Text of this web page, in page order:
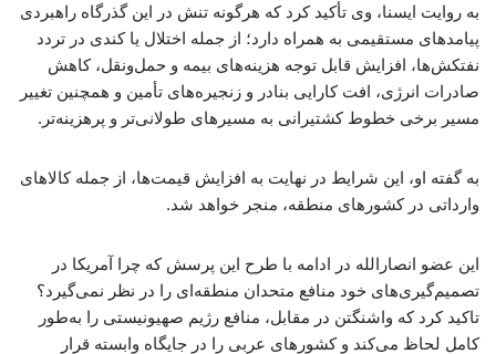
به روایت ایسنا، وی تأکید کرد که هرگونه تنش در این گذرگاه راهبردی
پیامدهای مستقیمی به همراه دارد؛ از جمله اختلال یا کندی در تردد
نفتکش‌ها، افزایش قابل توجه هزینه‌های بیمه و حمل‌ونقل، کاهش
صادرات انرژی، افت کارایی بنادر و زنجیره‌های تأمین و همچنین تغییر
مسیر برخی خطوط کشتیرانی به مسیرهای طولانی‌تر و پرهزینه‌تر.
به گفته او، این شرایط در نهایت به افزایش قیمت‌ها، از جمله کالاهای
وارداتی در کشورهای منطقه، منجر خواهد شد.
این عضو انصارالله در ادامه با طرح این پرسش که چرا آمریکا در
تصمیم‌گیری‌های خود منافع متحدان منطقه‌ای را در نظر نمی‌گیرد؟
تاکید کرد که واشنگتن در مقابل، منافع رژیم صهیونیستی را به‌طور
کامل لحاظ می‌کند و کشورهای عربی را در جایگاه وابسته قرار